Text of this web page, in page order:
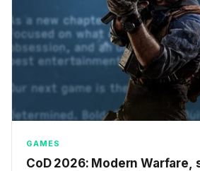
GAMES
CoD 2026: Modern Warfare,